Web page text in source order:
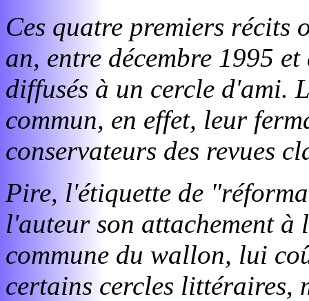
Ces quatre premiers récits
an, entre décembre 1995
diffusés à un cercle d'ami.
commun, en effet, leur
conservateurs des revues
Pire, l'étiquette de
l'auteur son attachement
commune du wallon, lui
certains cercles littéraires,